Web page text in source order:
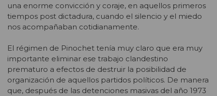
una enorme convicción y coraje, en aquellos primeros
tiempos post dictadura, cuando el silencio y el miedo
nos acompañaban cotidianamente.
El régimen de Pinochet tenía muy claro que era muy
importante eliminar ese trabajo clandestino
prematuro a efectos de destruir la posibilidad de
organización de aquellos partidos políticos. De manera
que, después de las detenciones masivas del año 1973